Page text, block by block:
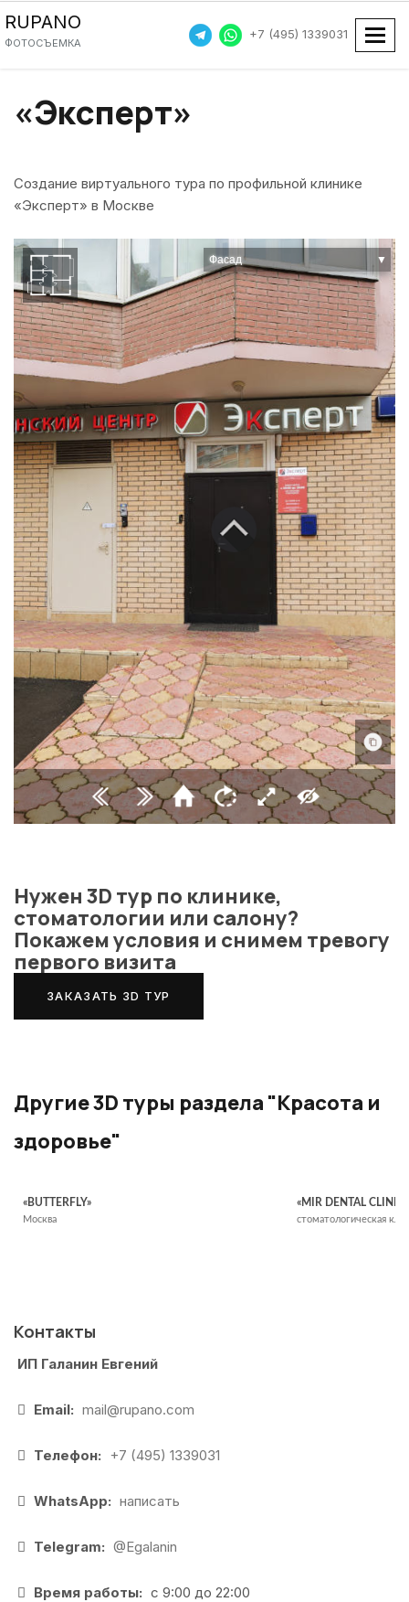
+7 (495) 1339031
RUPANO
ФОТОСЪЕМКА
«Эксперт»
Создание виртуального тура по профильной клинике
«Эксперт» в Москве
Нужен 3D тур по клинике,
стоматологии или салону?
Покажем условия и снимем тревогу
первого визита
ЗАКАЗАТЬ 3D ТУР
Другие 3D туры раздела "Красота и
здоровье"
«BUTTERFLY»
Москва
«MIR DENTAL CLINIC
стоматологическая
Контакты
ИП Галанин Евгений
Email: mail@rupano.com
Телефон: +7 (495) 1339031
WhatsApp: написать
Telegram: @Egalanin
Время работы: с 9:00 до 22:00